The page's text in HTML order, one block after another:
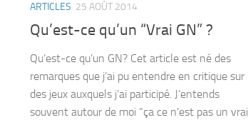
ARTICLES 25 AOÛT 2014
Qu’est-ce qu’un “Vrai GN” ?
Qu’est-ce qu’un GN? Cet article est né des
remarques que j’ai pu entendre en critique sur
des jeux auxquels j’ai participé. J’entends
souvent autour de moi “ça ce n’est pas un vrai